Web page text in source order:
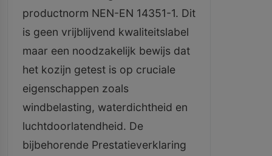
productnorm NEN-EN 14351-1. Dit
is geen vrijblijvend kwaliteitslabel
maar een noodzakelijk bewijs dat
het kozijn getest is op cruciale
eigenschappen zoals
windbelasting, waterdichtheid en
luchtdoorlatendheid. De
bijbehorende Prestatieverklaring